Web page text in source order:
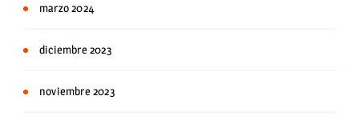
marzo 2024
diciembre 2023
noviembre 2023